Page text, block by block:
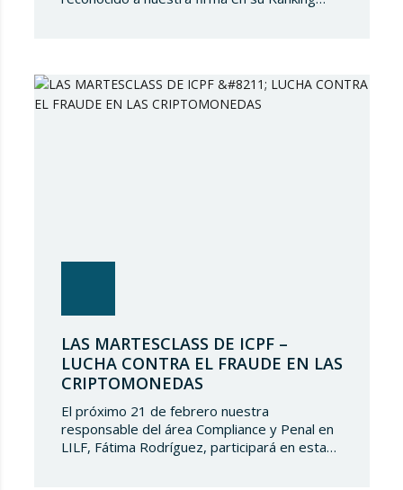
de seguir siendo parte de un directorio tan
selecto, lo que demuestra el gran talento…
LAS MARTESCLASS DE ICPF –
LUCHA CONTRA EL FRAUDE EN LAS
CRIPTOMONEDAS
El próximo 21 de febrero nuestra
responsable del área Compliance y Penal en
LILF, Fátima Rodríguez, participará en esta